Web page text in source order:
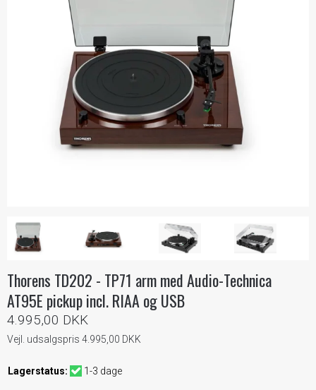
Thorens TD202 - TP71 arm med Audio-Technica
AT95E pickup incl. RIAA og USB
4.995,00 DKK
Vejl. udsalgspris 4.995,00 DKK
Lagerstatus: 1-3 dage